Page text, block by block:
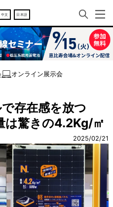
中文 日本語
オンライン展示会
存在感を放つ
は驚きの4.2Kg/㎡
2025/02/21